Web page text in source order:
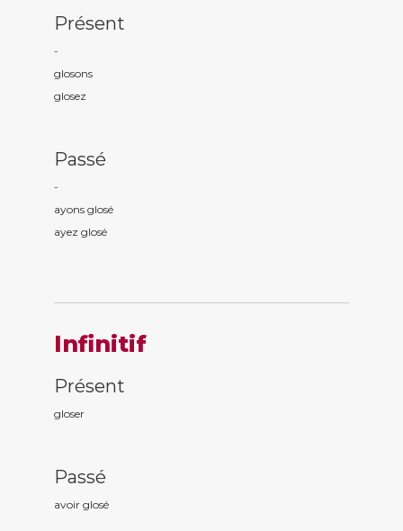
Présent
-
glosons
glosez
Passé
-
ayons glosé
ayez glosé
Infinitif
Présent
gloser
Passé
avoir glosé